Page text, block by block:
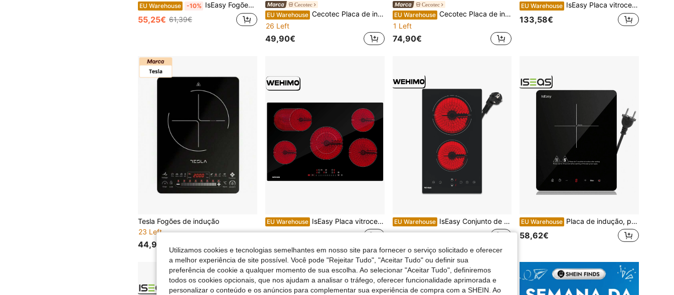
EU Warehouse -10% IsEasy Fogões de indução
55,25€ 61,39€
Cecotec
EU Warehouse Cecotec Placa de indução portátil Full Magma Single Ctec - ✅Entrega 24/72h
26 Left
49,90€
Cecotec
EU Warehouse Cecotec Placa de indução portátil Ctec Full Magma Grill - ✅Entrega em 5-7 dias
1 Left
74,90€
EU Warehouse IsEasy Placa vitrocerâmica, 4 zonas de cozimento (1800 W x 2 + 1200 W x 2), 9 níveis de temperatura, controle por toque, trava de para crianças, timer de 1 a 99 minutos, adequada para todos os tipos de panelas.
133,58€
Tesla Fogões de indução
23 Left
44,99€
EU Warehouse IsEasy Placa vitrocerâmica, 5 zonas de cozimento, 77 cm, potência de 8600 W, 9 níveis de potência, controle por toque em cada zona, desligamento automático, adequada para todos os tipos de panelas e frigideiras.
167,01€
EU Warehouse IsEasy Conjunto de 2 placas vitrocerâmicas, 2 queimadores, placa vitrocerâmica Domino, 29,5 cm, 3000 W, 2 zonas de cozimento, 9 níveis de temperatura, controle por toque, trava de para crianças, timer de 1 a 99 minutos, adequada para todos os tipos de panelas.
93,57€
EU Warehouse Placa de indução, placa de indução IsEasy 1 placa 2100W, placa de 28cm, placa de indução portátil, 9 posições de aquecimento, temporizador de 8 horas, controlo tátil, função booster, preto, 220-240V
58,62€
Utilizamos cookies e tecnologias semelhantes em nosso site para fornecer o serviço solicitado e oferecer
a melhor experiência de site possível. Você pode "Rejeitar Tudo", "Aceitar Tudo" ou definir sua
preferência de cookie a qualquer momento de sua escolha. Ao selecionar "Aceitar Tudo", definiremos
todos os cookies opcionais, que nos ajudam a analisar o tráfego, oferecer funcionalidade aprimorada e
personalizar o conteúdo e os anúncios para complementar sua experiência de compra com a SHEIN. Ao